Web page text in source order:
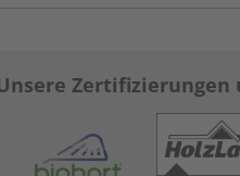
Zertifizierungen